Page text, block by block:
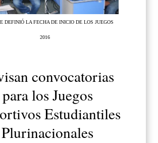
DEFINIÓ LA FECHA DE INICIO DE LOS JUEGOS
2016
convocatorias
para los Juegos
Estudiantiles
Plurinacionales